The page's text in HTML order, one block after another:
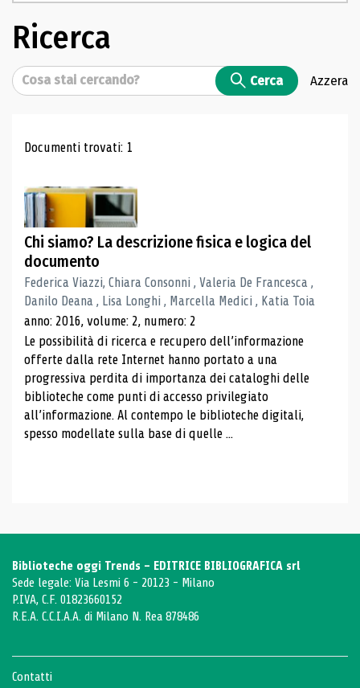
Ricerca
Cerca Cerca Azzera
Risultati di ricerca
Documenti trovati: 1
Chi siamo? La descrizione fisica e logica del
documento
Federica Viazzi, Chiara Consonni , Valeria De Francesca ,
Danilo Deana , Lisa Longhi , Marcella Medici , Katia Toia
anno: 2016, volume: 2, numero: 2
Le possibilità di ricerca e recupero dell’informazione
offerte dalla rete Internet hanno portato a una
progressiva perdita di importanza dei cataloghi delle
biblioteche come punti di accesso privilegiato
all’informazione. Al contempo le biblioteche digitali,
spesso modellate sulla base di quelle ...
Biblioteche oggi Trends - EDITRICE BIBLIOGRAFICA srl
Sede legale: Via Lesmi 6 - 20123 - Milano
P.IVA, C.F. 01823660152
R.E.A. C.C.I.A.A. di Milano N. Rea 878486
Contatti